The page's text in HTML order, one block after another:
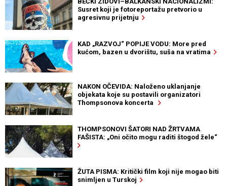
Susret koji je fotoreportažu pretvorio u
agresivnu prijetnju
KAD „RAZVOJ“ POPIJE VODU: More pred
kućom, bazen u dvorištu, suša na vratima
NAKON OČEVIDA: Naloženo uklanjanje
objekata koje su postavili organizatori
Thompsonova koncerta
THOMPSONOVI ŠATORI NAD ŽRTVAMA
FAŠISTA: „Oni očito mogu raditi štogod žele“
ŽUTA PISMA: Kritički film koji nije mogao biti
snimljen u Turskoj